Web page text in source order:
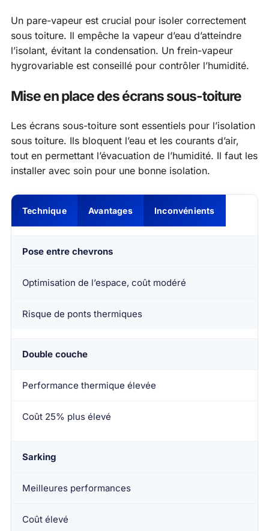
Un pare-vapeur est crucial pour isoler correctement
sous toiture. Il empêche la vapeur d’eau d’atteindre
l’isolant, évitant la condensation. Un frein-vapeur
hygrovariable est conseillé pour contrôler l’humidité.
Mise en place des écrans sous-toiture
Les écrans sous-toiture sont essentiels pour l’isolation
sous toiture. Ils bloquent l’eau et les courants d’air,
tout en permettant l’évacuation de l’humidité. Il faut les
installer avec soin pour une bonne isolation.
Technique Avantages Inconvénients
Pose entre chevrons
Optimisation de l’espace, coût modéré
Risque de ponts thermiques
Double couche
Performance thermique élevée
Coût 25% plus élevé
Sarking
Meilleures performances
Coût élevé